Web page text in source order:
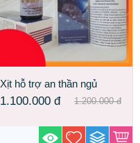
Xịt hỗ trợ an thần ngủ
ngon Flora Sleep đem lại
cho bạn giấc ngủ sâu
1.100.000 đ 1.200.000 đ